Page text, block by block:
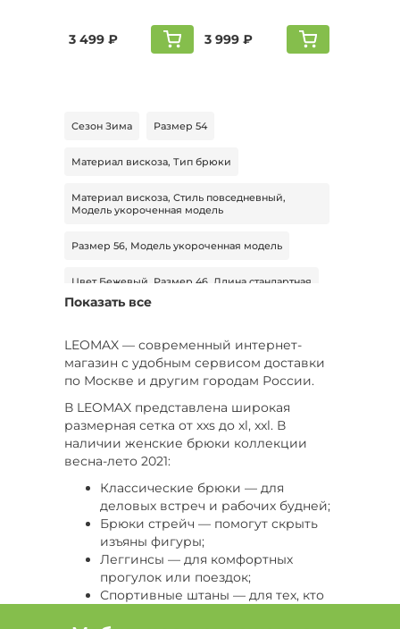
3 499 ₽ 3 999 ₽
Сезон Зима Размер 54
Материал вискоза, Тип брюки
Материал вискоза, Стиль повседневный,
Модель укороченная модель
Размер 56, Модель укороченная модель
Цвет Бежевый, Размер 46, Длина стандартная
Сезон Демисезон, Тип штаны спортивные
Цвет Голубой, Сезон Лето, Длина стандартная
Цвет Черный, Размер 60, Сезон Демисезон
Цвет Белый, Размер 46-48, Тип брюки
Размер 58, Сезон Демисезон, Тип джинсы
Цвет Серый, Размер 54-56, Тип брюки
Размер 46-48, Длина макси
Размер 58, Тип легинсы
Показать все
LEOMAX — современный интернет-
магазин с удобным сервисом доставки
по Москве и другим городам России.
В LEOMAX представлена широкая
размерная сетка от xxs до xl, xxl. В
наличии женские брюки коллекции
весна-лето 2021:
Классические брюки — для
деловых встреч и рабочих будней;
Брюки стрейч — помогут скрыть
изъяны фигуры;
Леггинсы — для комфортных
прогулок или поездок;
Спортивные штаны — для тех, кто